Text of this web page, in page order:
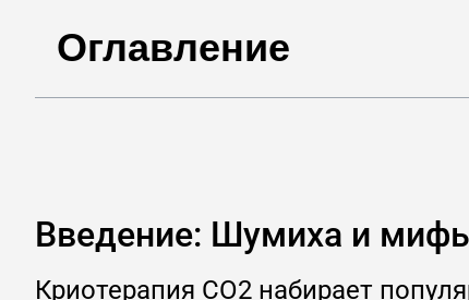
Оглавление
Введение: Шумиха и
Криотерапия CO2 набирает